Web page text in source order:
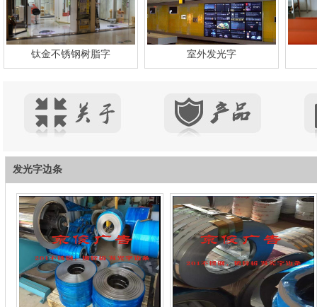
钛金不锈钢树脂字 室外发光字
发光字边条